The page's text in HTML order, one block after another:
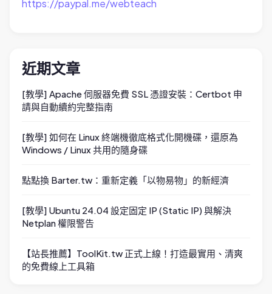
https://paypal.me/webteach
近期文章
[教學] Apache 伺服器免費 SSL 憑證安裝：Certbot 申
請與自動續約完整指南
[教學] 如何在 Linux 終端機徹底格式化開機碟，還原為
Windows / Linux 共用的隨身碟
點點換 Barter.tw：重新定義「以物易物」的新經濟
[教學] Ubuntu 24.04 設定固定 IP (Static IP) 與解決
Netplan 權限警告
【站長推薦】ToolKit.tw 正式上線！打造最實用、清爽
的免費線上工具箱